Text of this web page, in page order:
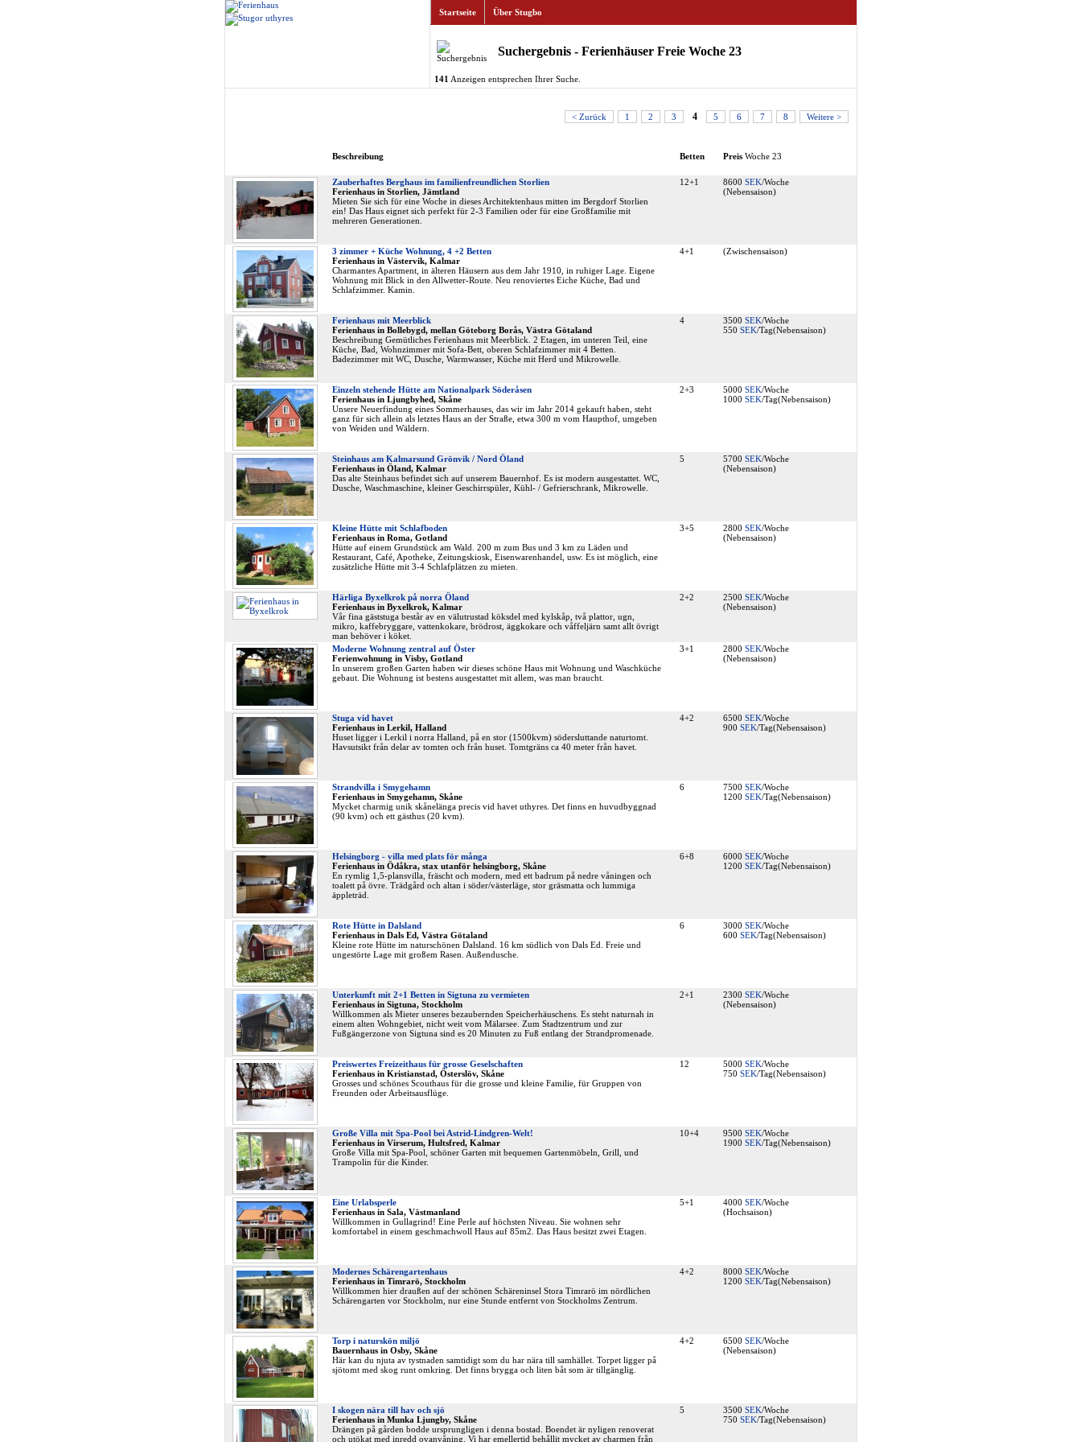
Startseite Über Stugbo
Suchergebnis - Ferienhäuser Freie Woche 23
141 Anzeigen entsprechen Ihrer Suche.
< Zurück 1 2 3 4 5 6 7 8 Weitere >
Beschreibung Betten PreisWoche 23
Zauberhaftes Berghaus im familienfreundlichen Storlien
Ferienhaus in Storlien, Jämtland
Mieten Sie sich für eine Woche in dieses Architektenhaus mitten im Bergdorf Storlien
ein! Das Haus eignet sich perfekt für 2-3 Familien oder für eine Großfamilie mit
mehreren Generationen.
12+1 8600 SEK/Woche
(Nebensaison)
3 zimmer + Küche Wohnung, 4 +2 Betten
Ferienhaus in Västervik, Kalmar
Charmantes Apartment, in älteren Häusern aus dem Jahr 1910, in ruhiger Lage. Eigene
Wohnung mit Blick in den Allwetter-Route. Neu renoviertes Eiche Küche, Bad und
Schlafzimmer. Kamin.
4+1 (Zwischensaison)
Ferienhaus mit Meerblick
Ferienhaus in Bollebygd, mellan Göteborg Borås, Västra Götaland
Beschreibung Gemütliches Ferienhaus mit Meerblick. 2 Etagen, im unteren Teil, eine
Küche, Bad, Wohnzimmer mit Sofa-Bett, oberen Schlafzimmer mit 4 Betten.
Badezimmer mit WC, Dusche, Warmwasser, Küche mit Herd und Mikrowelle.
4 3500 SEK/Woche
550 SEK/Tag(Nebensaison)
Einzeln stehende Hütte am Nationalpark Söderåsen
Ferienhaus in Ljungbyhed, Skåne
Unsere Neuerfindung eines Sommerhauses, das wir im Jahr 2014 gekauft haben, steht
ganz für sich allein als letztes Haus an der Straße, etwa 300 m vom Haupthof, umgeben
von Weiden und Wäldern.
2+3 5000 SEK/Woche
1000 SEK/Tag(Nebensaison)
Steinhaus am Kalmarsund Grönvik / Nord Öland
Ferienhaus in Öland, Kalmar
Das alte Steinhaus befindet sich auf unserem Bauernhof. Es ist modern ausgestattet. WC,
Dusche, Waschmaschine, kleiner Geschirrspüler, Kühl- / Gefrierschrank, Mikrowelle.
5 5700 SEK/Woche
(Nebensaison)
Kleine Hütte mit Schlafboden
Ferienhaus in Roma, Gotland
Hütte auf einem Grundstück am Wald. 200 m zum Bus und 3 km zu Läden und
Restaurant, Café, Apotheke, Zeitungskiosk, Eisenwarenhandel, usw. Es ist möglich, eine
zusätzliche Hütte mit 3-4 Schlafplätzen zu mieten.
3+5 2800 SEK/Woche
(Nebensaison)
Härliga Byxelkrok på norra Öland
Ferienhaus in Byxelkrok, Kalmar
Vår fina gäststuga består av en välutrustad köksdel med kylskåp, två plattor, ugn,
mikro, kaffebryggare, vattenkokare, brödrost, äggkokare och våffeljärn samt allt övrigt
man behöver i köket.
2+2 2500 SEK/Woche
(Nebensaison)
Moderne Wohnung zentral auf Öster
Ferienwohnung in Visby, Gotland
In unserem großen Garten haben wir dieses schöne Haus mit Wohnung und Waschküche
gebaut. Die Wohnung ist bestens ausgestattet mit allem, was man braucht.
3+1 2800 SEK/Woche
(Nebensaison)
Stuga vid havet
Ferienhaus in Lerkil, Halland
Huset ligger i Lerkil i norra Halland, på en stor (1500kvm) södersluttande naturtomt.
Havsutsikt från delar av tomten och från huset. Tomtgräns ca 40 meter från havet.
4+2 6500 SEK/Woche
900 SEK/Tag(Nebensaison)
Strandvilla i Smygehamn
Ferienhaus in Smygehamn, Skåne
Mycket charmig unik skånelänga precis vid havet uthyres. Det finns en huvudbyggnad
(90 kvm) och ett gästhus (20 kvm).
6 7500 SEK/Woche
1200 SEK/Tag(Nebensaison)
Helsingborg - villa med plats för många
Ferienhaus in Ödåkra, stax utanför helsingborg, Skåne
En rymlig 1,5-plansvilla, fräscht och modern, med ett badrum på nedre våningen och
toalett på övre. Trädgård och altan i söder/västerläge, stor gräsmatta och lummiga
äppleträd.
6+8 6000 SEK/Woche
1200 SEK/Tag(Nebensaison)
Rote Hütte in Dalsland
Ferienhaus in Dals Ed, Västra Götaland
Kleine rote Hütte im naturschönen Dalsland. 16 km südlich von Dals Ed. Freie und
ungestörte Lage mit großem Rasen. Außendusche.
6 3000 SEK/Woche
600 SEK/Tag(Nebensaison)
Unterkunft mit 2+1 Betten in Sigtuna zu vermieten
Ferienhaus in Sigtuna, Stockholm
Willkommen als Mieter unseres bezaubernden Speicherhäuschens. Es steht naturnah in
einem alten Wohngebiet, nicht weit vom Mälarsee. Zum Stadtzentrum und zur
Fußgängerzone von Sigtuna sind es 20 Minuten zu Fuß entlang der Strandpromenade.
2+1 2300 SEK/Woche
(Nebensaison)
Preiswertes Freizeithaus für grosse Geselschaften
Ferienhaus in Kristianstad, Österslöv, Skåne
Grosses und schönes Scouthaus für die grosse und kleine Familie, für Gruppen von
Freunden oder Arbeitsausflüge.
12 5000 SEK/Woche
750 SEK/Tag(Nebensaison)
Große Villa mit Spa-Pool bei Astrid-Lindgren-Welt!
Ferienhaus in Virserum, Hultsfred, Kalmar
Große Villa mit Spa-Pool, schöner Garten mit bequemen Gartenmöbeln, Grill, und
Trampolin für die Kinder.
10+4 9500 SEK/Woche
1900 SEK/Tag(Nebensaison)
Eine Urlabsperle
Ferienhaus in Sala, Västmanland
Willkommen in Gullagrind! Eine Perle auf höchsten Niveau. Sie wohnen sehr
komfortabel in einem geschmachwoll Haus auf 85m2. Das Haus besitzt zwei Etagen.
5+1 4000 SEK/Woche
(Hochsaison)
Modernes Schärengartenhaus
Ferienhaus in Timrarö, Stockholm
Willkommen hier draußen auf der schönen Schäreninsel Stora Timrarö im nördlichen
Schärengarten vor Stockholm, nur eine Stunde entfernt von Stockholms Zentrum.
4+2 8000 SEK/Woche
1200 SEK/Tag(Nebensaison)
Torp i naturskön miljö
Bauernhaus in Osby, Skåne
Här kan du njuta av tystnaden samtidigt som du har nära till samhället. Torpet ligger på
sjötomt med skog runt omkring. Det finns brygga och liten båt som är tillgänglig.
4+2 6500 SEK/Woche
(Nebensaison)
I skogen nära till hav och sjö
Ferienhaus in Munka Ljungby, Skåne
Drängen på gården bodde ursprungligen i denna bostad. Boendet är nyligen renoverat
och utökat med inredd ovanvåning. Vi har emellertid behållit mycket av charmen från
5 3500 SEK/Woche
750 SEK/Tag(Nebensaison)